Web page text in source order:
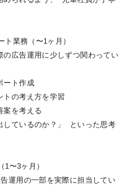
業務（〜1ヶ月）
の広告運用に少しずつ関わってい
ート作成
トの考え方を学習
案を考える
しているのか？」 といった思考
〜3ヶ月）
運用の一部を実際に担当してい